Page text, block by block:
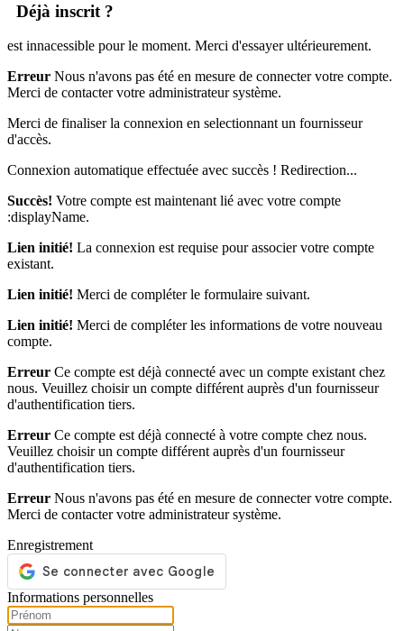
Déjà inscrit ?
est innacessible pour le moment. Merci d'essayer ultérieurement.
Erreur Nous n'avons pas été en mesure de connecter votre compte.
Merci de contacter votre administrateur système.
Merci de finaliser la connexion en selectionnant un fournisseur
d'accès.
Connexion automatique effectuée avec succès ! Redirection...
Succès! Votre compte est maintenant lié avec votre compte
:displayName.
Lien initié! La connexion est requise pour associer votre compte
existant.
Lien initié! Merci de compléter le formulaire suivant.
Lien initié! Merci de compléter les informations de votre nouveau
compte.
Erreur Ce compte est déjà connecté avec un compte existant chez
nous. Veuillez choisir un compte différent auprès d'un fournisseur
d'authentification tiers.
Erreur Ce compte est déjà connecté à votre compte chez nous.
Veuillez choisir un compte différent auprès d'un fournisseur
d'authentification tiers.
Erreur Nous n'avons pas été en mesure de connecter votre compte.
Merci de contacter votre administrateur système.
Enregistrement
Informations personnelles